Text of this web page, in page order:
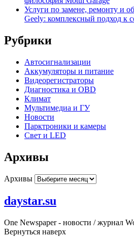
Услуги по замене, ремонту и
Geely: комплексный подход к
Рубрики
Автосигнализации
Аккумуляторы и питание
Видеорегистраторы
Диагностика и OBD
Климат
Мультимедиа и ГУ
Новости
Парктроники и камеры
Свет и LED
Архивы
Архивы
daystar.su
One Newspaper - новости / журнал
Вернуться наверх